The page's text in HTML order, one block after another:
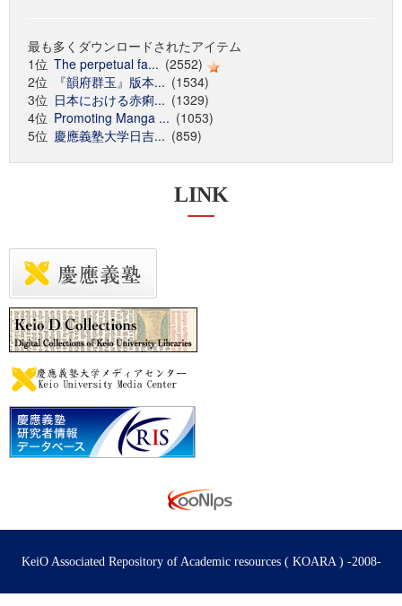
最も多くダウンロードされたアイテム
1位 The perpetual fa... (2552)
2位
『韻府群玉』版本... (1534)
3位 日本における赤痢... (1329)
4位 Promoting Manga ... (1053)
5位 慶應義塾大学日吉... (859)
LINK
KeiO Associated Repository of Academic resources ( KOARA ) -2008-